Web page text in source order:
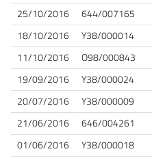
25/10/2016 644/007165
18/10/2016
Y38/000014
11/10/2016
O98/000843
19/09/2016
Y38/000024
20/07/2016
Y38/000009
21/06/2016
646/004261
01/06/2016
Y38/000018